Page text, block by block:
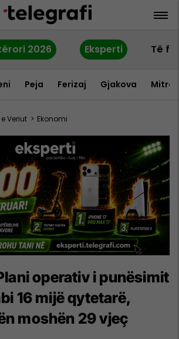
2026 Eksperti Të
Peja Ferizaj Gjakova
Veriut > Ekonomi
operativ i punësimit
16 mijë qytetarë,
moshën 29 vjeç